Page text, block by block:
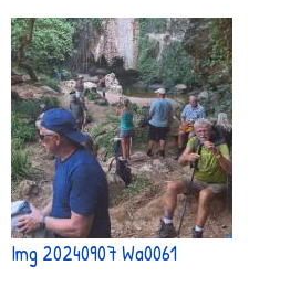
Img 20240907 Wa0061